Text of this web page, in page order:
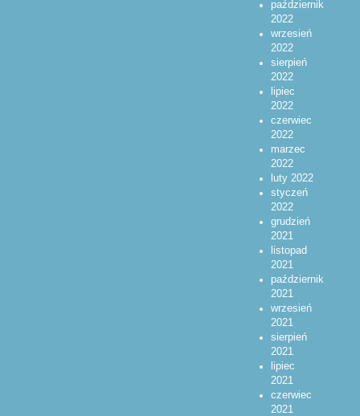
październik
2022
wrzesień
2022
sierpień
2022
lipiec
2022
czerwiec
2022
marzec
2022
luty 2022
styczeń
2022
grudzień
2021
listopad
2021
październik
2021
wrzesień
2021
sierpień
2021
lipiec
2021
czerwiec
2021